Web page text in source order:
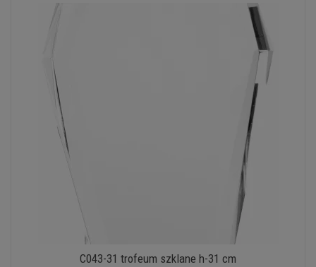
C043-31 trofeum szklane h-31 cm